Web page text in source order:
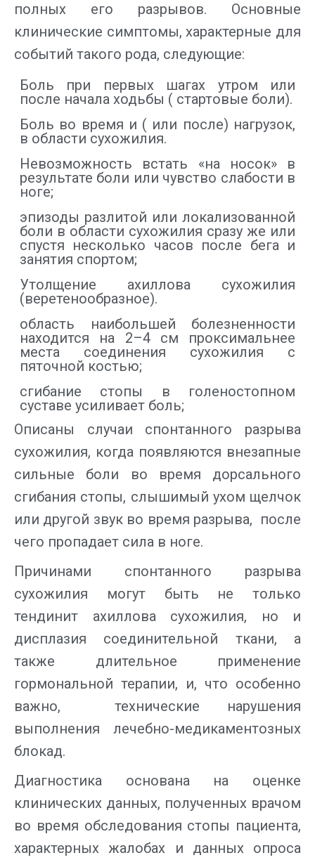
полных его разрывов. Основные
клинические симптомы, характерные для
событий такого рода, следующие:
Боль при первых шагах утром или
после начала ходьбы ( стартовые боли).
Боль во время и ( или после) нагрузок,
в области сухожилия.
Невозможность встать «на носок» в
результате боли или чувство слабости в
ноге;
эпизоды разлитой или локализованной
боли в области сухожилия сразу же или
спустя несколько часов после бега и
занятия спортом;
Утолщение ахиллова сухожилия
(веретенообразное).
область наибольшей болезненности
находится на 2–4 см проксимальнее
места соединения сухожилия с
пяточной костью;
сгибание стопы в голеностопном
суставе усиливает боль;
Описаны случаи спонтанного разрыва
сухожилия, когда появляются внезапные
сильные боли во время дорсального
сгибания стопы, слышимый ухом щелчок
или другой звук во время разрыва, после
чего пропадает сила в ноге.
Причинами спонтанного разрыва
сухожилия могут быть не только
тендинит ахиллова сухожилия, но и
дисплазия соединительной ткани, а
также длительное применение
гормональной терапии, и, что особенно
важно, технические нарушения
выполнения лечебно-медикаментозных
блокад.
Диагностика основана на оценке
клинических данных, полученных врачом
во время обследования стопы пациента,
характерных жалобах и данных опроса